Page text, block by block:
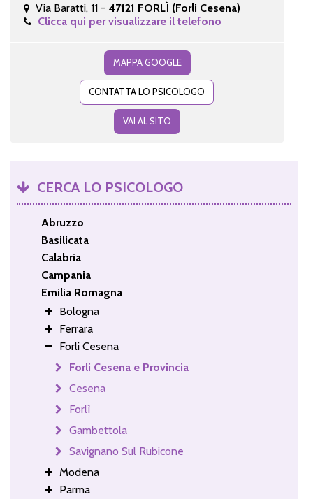
Via Baratti, 11 - 47121 FORLÌ (Forli Cesena)
Clicca qui per visualizzare il telefono
MAPPA GOOGLE
CONTATTA LO PSICOLOGO
VAI AL SITO
CERCA LO PSICOLOGO
Abruzzo
Basilicata
Calabria
Campania
Emilia Romagna
Bologna
Ferrara
Forli Cesena
Forli Cesena e Provincia
Cesena
Forlì
Gambettola
Savignano Sul Rubicone
Modena
Parma